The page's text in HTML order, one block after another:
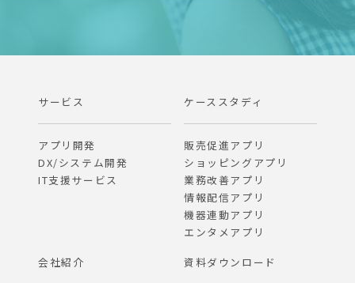
サービス
アプリ開発
DX/システム開発
IT支援サービス
ケーススタディ
販売促進アプリ
ショッピングアプリ
業務改善アプリ
情報配信アプリ
機器連動アプリ
エンタメアプリ
会社紹介
資料ダウンロード